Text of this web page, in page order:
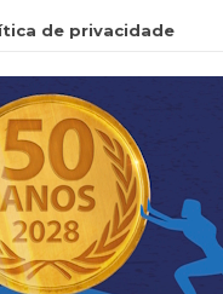
de privacidade